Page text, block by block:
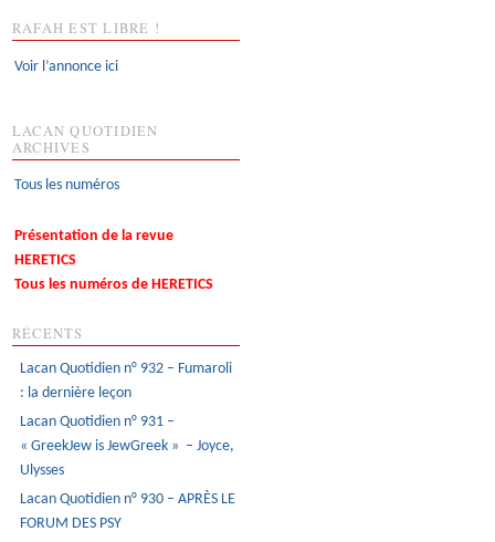
RAFAH EST LIBRE !
Voir l’annonce ici
LACAN QUOTIDIEN
ARCHIVES
Tous les numéros
Présentation de la revue
HERETICS
Tous les numéros de HERETICS
RÉCENTS
Lacan Quotidien n° 932 – Fumaroli
: la dernière leçon
Lacan Quotidien n° 931 –
« GreekJew is JewGreek » – Joyce,
Ulysses
Lacan Quotidien n° 930 – APRÈS LE
FORUM DES PSY